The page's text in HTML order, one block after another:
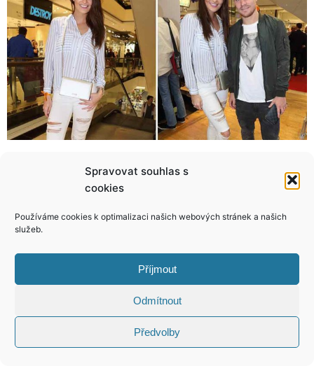
Spravovat souhlas s
cookies
Používáme cookies k optimalizaci našich webových stránek a našich
služeb.
Příjmout
Odmítnout
Předvolby
Zoufalá Lucie Bílá musí zpátky do neposlušných tenisek! Novinky nikoho nebaví!
KONTAKT
Copyright © 2026 VIP Bulvár, All Rights
Reserved